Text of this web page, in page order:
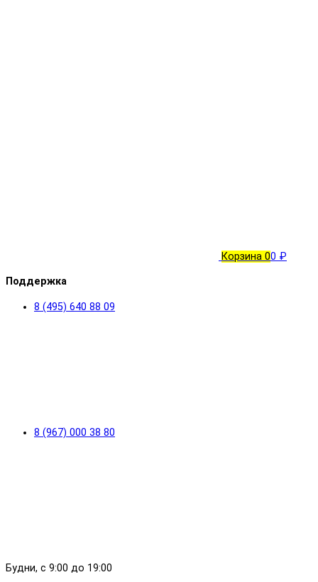
Корзина 00 ₽
Поддержка
8 (495) 640 88 09
8 (967) 000 38 80
Будни, с 9:00 до 19:00